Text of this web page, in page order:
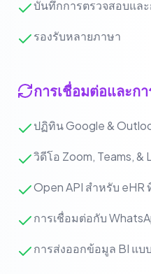
บันทึกการตรวจสอบแล
รองรับหลายภาษา
การเชื่อมต่อและก
ปฏิทิน Google &
วิดีโอ Zoom, Teams, &
Open API สำหรับ eHR
การเชื่อมต่อกับ
การส่งออกข้อมูล BI แบ